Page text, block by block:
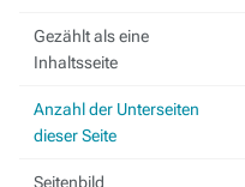
Gezählt als eine
Inhaltsseite
Anzahl der Unterseiten
dieser Seite
Seitenbild